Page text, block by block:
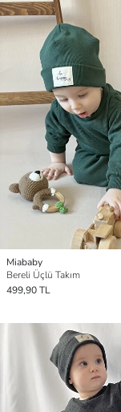
Miababy
Bereli Üçlü Takım
499,90 TL